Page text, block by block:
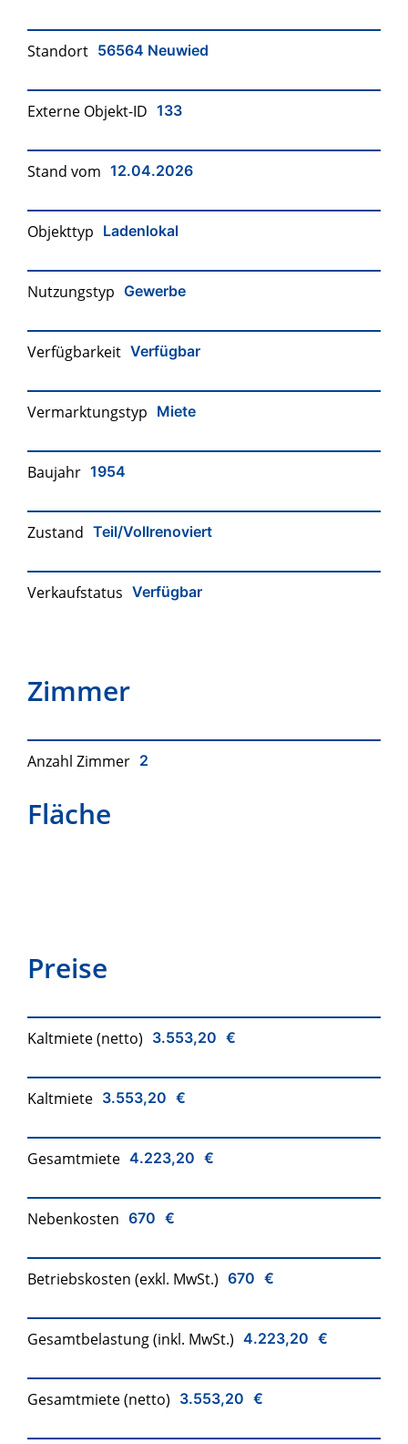
Standort 56564 Neuwied
Externe Objekt-ID 133
Stand vom 12.04.2026
Objekttyp Ladenlokal
Nutzungstyp Gewerbe
Verfügbarkeit Verfügbar
Vermarktungstyp Miete
Baujahr 1954
Zustand Teil/Vollrenoviert
Verkaufstatus Verfügbar
Zimmer
Anzahl Zimmer 2
Fläche
Preise
Kaltmiete (netto) 3.553,20 €
Kaltmiete 3.553,20 €
Gesamtmiete 4.223,20 €
Nebenkosten 670 €
Betriebskosten (exkl. MwSt.) 670 €
Gesamtbelastung (inkl. MwSt.) 4.223,20 €
Gesamtmiete (netto) 3.553,20 €